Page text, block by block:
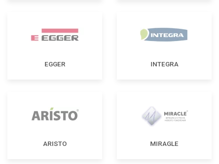
EGGER INTEGRA
ARISTO MIRAGLE